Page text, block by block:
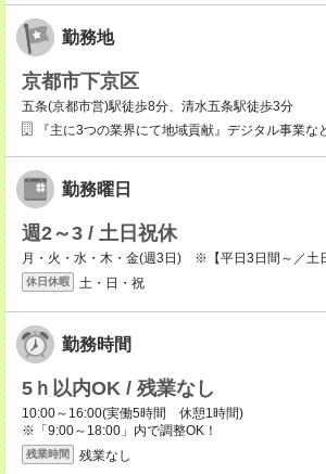
勤務地
京都市下京区
五条(京都市営)駅徒歩8分、清水五条駅徒歩3分
『主に3つの業界にて地域貢献』デジタル事業な
勤務曜日
週2～3 / 土日祝休
月・火・水・木・金(週3日) ※【平日3日間～／土
休日休暇 土・日・祝
勤務時間
5ｈ以内OK / 残業なし
10:00～16:00(実働5時間 休憩1時間)
※「9:00～18:00」内で調整OK！
残業時間 残業なし